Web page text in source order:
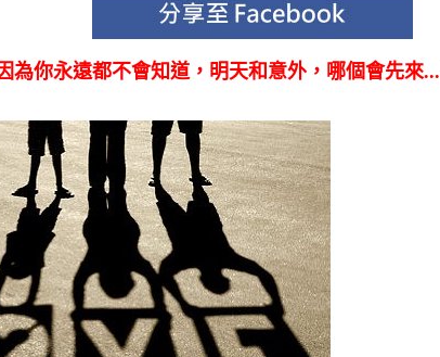
為你永遠都不會知道，明天和意外，哪個會先來...